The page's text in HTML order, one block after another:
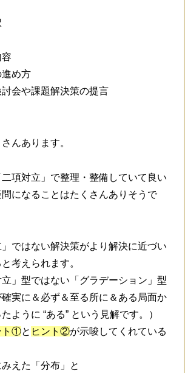
容
進め方
討会や課題解決策の提言
んあります。
項対立」で整理・整備していて良い
になることはたくさんありそうで
ではない解決策がより解決に近づい
考えられます。
立」型ではない「グラデーション」型
実に＆必ず＆至る所に＆ある局面か
ように “ある” という見解です。）
ト①と ヒント②が示唆してくれている
えた「分布」と